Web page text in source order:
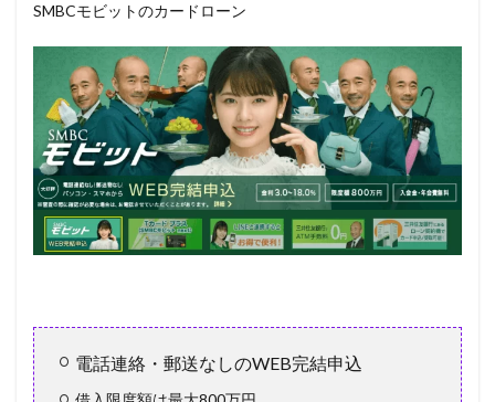
ット
入申
込条
2.1
WEB
完結
申込
3
SMBC
判・
ミ
4
SMBCモビットのカードローン
電話連絡・郵送なしのWEB完結申込